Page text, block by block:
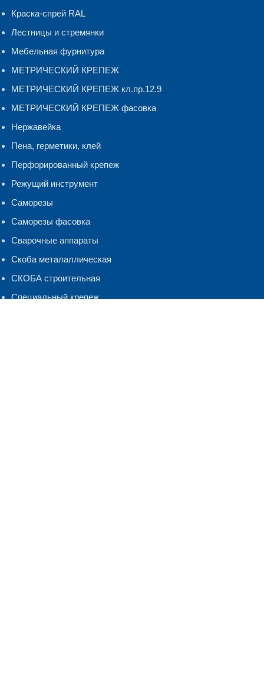
Краска-спрей RAL
Лестницы и стремянки
Мебельная фурнитура
МЕТРИЧЕСКИЙ КРЕПЕЖ
МЕТРИЧЕСКИЙ КРЕПЕЖ кл.пр.12.9
МЕТРИЧЕСКИЙ КРЕПЕЖ фасовка
Нержавейка
Пена, герметики, клей
Перфорированный крепеж
Режущий инструмент
Саморезы
Саморезы фасовка
Сварочные аппараты
Скоба металаллическая
СКОБА строительная
Специальный крепеж